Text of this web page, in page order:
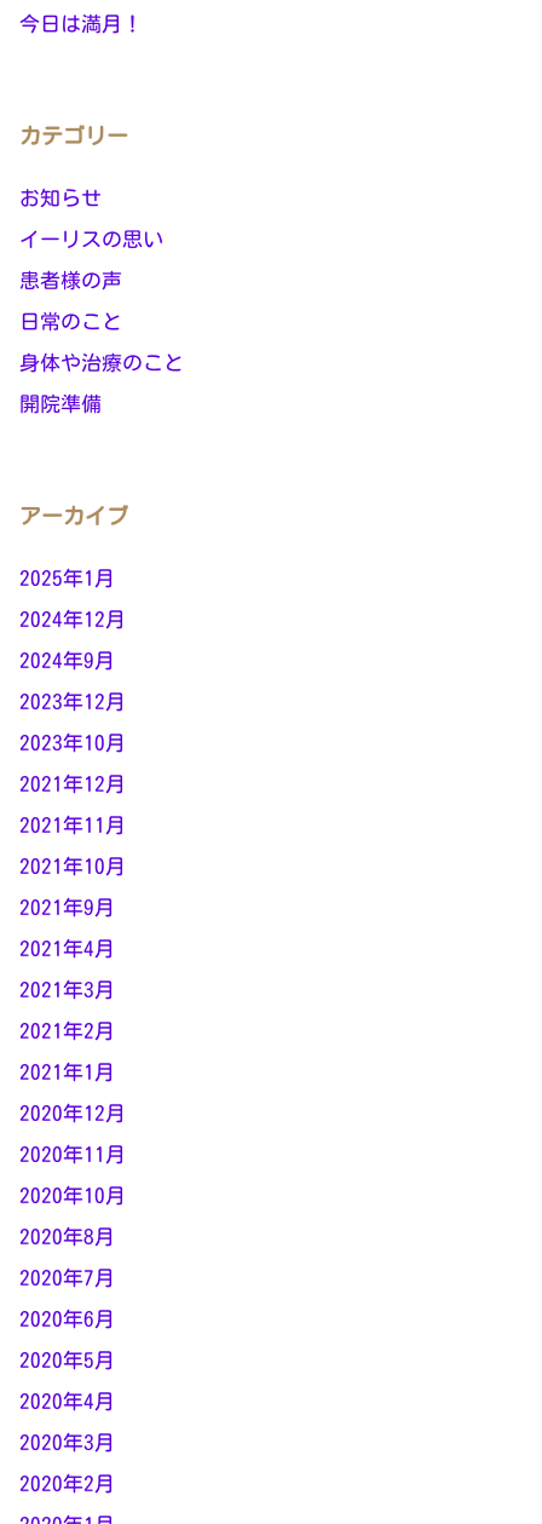
今日は満月！
カテゴリー
お知らせ
イーリスの思い
患者様の声
日常のこと
身体や治療のこと
開院準備
アーカイブ
2025年1月
2024年12月
2024年9月
2023年12月
2023年10月
2021年12月
2021年11月
2021年10月
2021年9月
2021年4月
2021年3月
2021年2月
2021年1月
2020年12月
2020年11月
2020年10月
2020年8月
2020年7月
2020年6月
2020年5月
2020年4月
2020年3月
2020年2月